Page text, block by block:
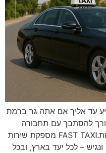
עד אליך אם אתה גר ברמת
להסתבך עם תחבורה
ציבורית או להמתין למוניות מזדמנות.FAST TAXI מספקת שירות
– לכל יעד בארץ, ובכל